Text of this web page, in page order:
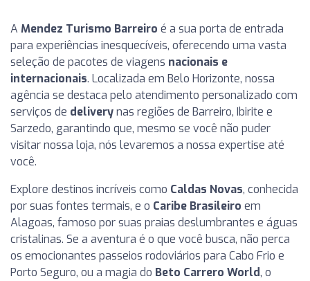
A Mendez Turismo Barreiro é a sua porta de entrada
para experiências inesquecíveis, oferecendo uma vasta
seleção de pacotes de viagens nacionais e
internacionais. Localizada em Belo Horizonte, nossa
agência se destaca pelo atendimento personalizado com
serviços de deliverynas regiões de Barreiro, Ibirite e
Sarzedo, garantindo que, mesmo se você não puder
visitar nossa loja, nós levaremos a nossa expertise até
você.
Explore destinos incríveis como Caldas Novas, conhecida
por suas fontes termais, e o Caribe Brasileiro em
Alagoas, famoso por suas praias deslumbrantes e águas
cristalinas. Se a aventura é o que você busca, não perca
os emocionantes passeios rodoviários para Cabo Frio e
Porto Seguro, ou a magia do Beto Carrero World, o